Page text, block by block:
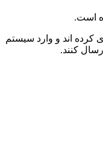
است.
کرده اند و وارد سیستم
کنند.